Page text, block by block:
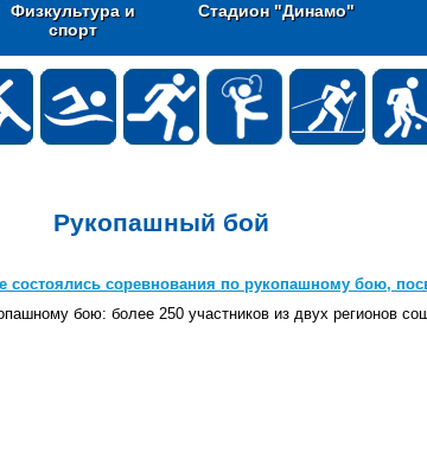
Физкультура и
спорт
Стадион "Динамо"
Рукопашный бой
состоялись соревнования по рукопашному бою,
бою: более 250 участников из двух регионов